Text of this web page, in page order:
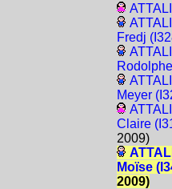
Fredj
Meyer
Claire
2009)
Moïse
2009)